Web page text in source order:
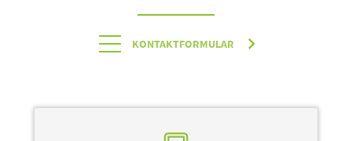
KONTAKTFORMULAR